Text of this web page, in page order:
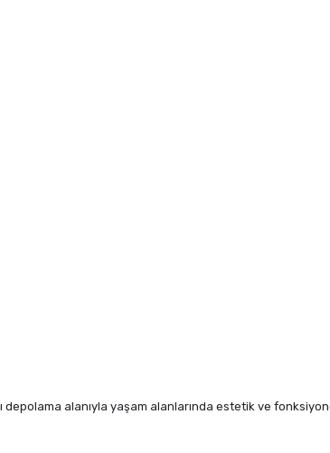
depolama alanıyla yaşam alanlarında estetik ve